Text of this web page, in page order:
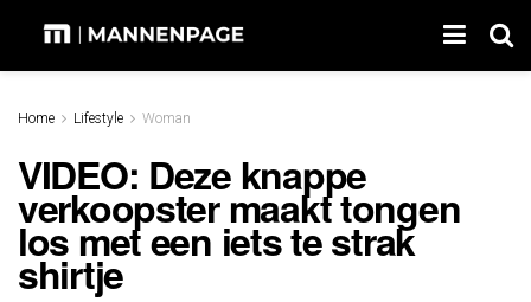
Home Lifestyle Woman
VIDEO: Deze knappe
verkoopster maakt tongen
los met een iets te strak
shirtje